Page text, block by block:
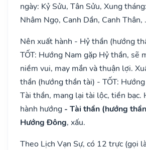
ngày: Kỷ Sửu, Tân Sửu, Xung
Nhâm Ngọ, Canh Dần, Canh Thân, .
Nên xuất hành - Hỷ thần (hướng
TỐT: Hướng Nam gặp Hỷ thần, sẽ
niềm vui, may mắn và thuận lợi.
thần (hướng thần tài) - TỐT:
Tài thần, mang lại tài lộc, tiền bạc.
hành hướng - Tài thần (hướng
Hướng Đông, xấu.
Theo Lịch Vạn Sự, có 12 trực (gọi